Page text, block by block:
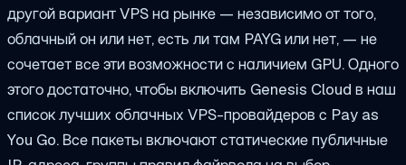
другой вариант VPS на рынке — независимо от того,
облачный он или нет, есть ли там PAYG или нет, — не
сочетает все эти возможности с наличием GPU. Одного
этого достаточно, чтобы включить Genesis Cloud в наш
список лучших облачных VPS-провайдеров с Pay as
You Go. Все пакеты включают статические публичные